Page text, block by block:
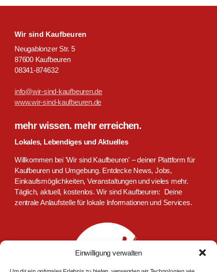
Einwilligung verwalten
Wir sind Kaufbeuren
Neugablonzer Str. 5
87600 Kaufbeuren
08341-874632
info@wir-sind-kaufbeuren.de
www.wir-sind-kaufbeuren.de
mehr wissen. mehr erreichen.
Lokales, Lebendiges und Aktuelles
Willkommen bei 'Wir sind Kaufbeuren' – deiner Plattform für
Kaufbeuren und Umgebung. Entdecke News, Jobs,
Einkaufsmöglichkeiten, Veranstaltungen und vieles mehr.
Täglich, aktuell, kostenlos. Wir sind Kaufbeuren: Deine
zentrale Anlaufstelle für lokale Informationen und Services.